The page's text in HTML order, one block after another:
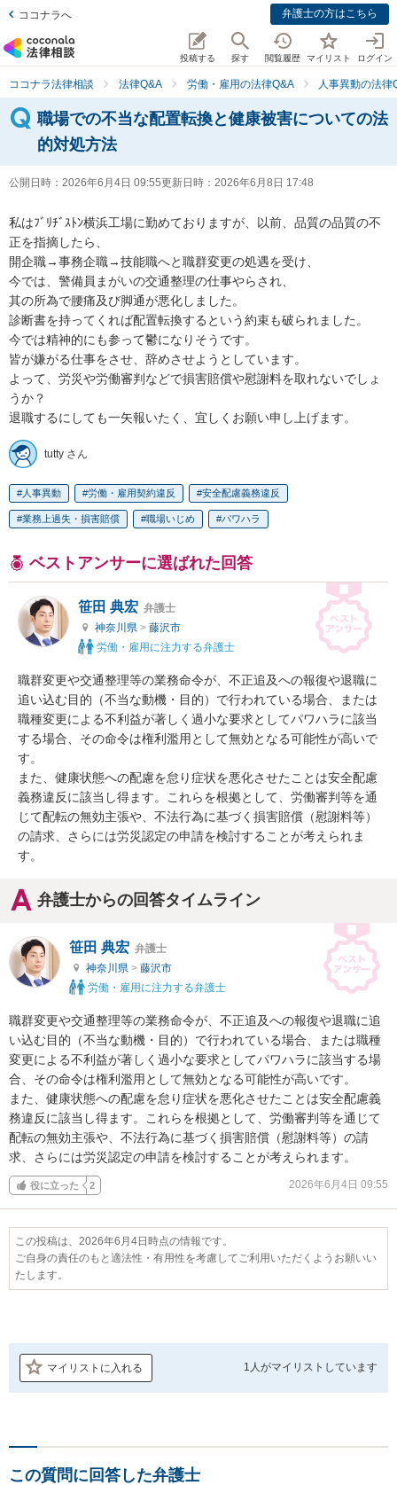
ココナラへ 弁護士の方はこちら
投稿する 探す 閲覧履歴 マイリスト ログイン
ココナラ法律相談 法律Q&A 労働・雇用の法律Q&A 人事異動の法律
職場での不当な配置転換と健康被害についての法
的対処方法
公開日時： 2026年6月4日 09:55更新日時： 2026年6月8日 17:48
私はﾌﾞﾘﾁﾞｽﾄﾝ横浜工場に勤めておりますが、以前、品質の品質の不
正を指摘したら、
開企職→事務企職→技能職へと職群変更の処遇を受け、
今では、警備員まがいの交通整理の仕事やらされ、
其の所為で腰痛及び脚通が悪化しました。
診断書を持ってくれば配置転換するという約束も破られました。
今では精神的にも参って鬱になりそうです。
皆が嫌がる仕事をさせ、辞めさせようとしています。
よって、労災や労働審判などで損害賠償や慰謝料を取れないでしょ
うか？
退職するにしても一矢報いたく、宜しくお願い申し上げます。
tutty さん
人事異動 労働・雇用契約違反 安全配慮義務違反
業務上過失・損害賠償 職場いじめ パワハラ
ベストアンサーに選ばれた回答
笹田 典宏 弁護士
神奈川県 > 藤沢市
労働・雇用に注力する弁護士
職群変更や交通整理等の業務命令が、不正追及への報復や退職に
追い込む目的（不当な動機・目的）で行われている場合、または
職種変更による不利益が著しく過小な要求としてパワハラに該当
する場合、その命令は権利濫用として無効となる可能性が高いで
す。
また、健康状態への配慮を怠り症状を悪化させたことは安全配慮
義務違反に該当し得ます。これらを根拠として、労働審判等を通
じて配転の無効主張や、不法行為に基づく損害賠償（慰謝料等）
の請求、さらには労災認定の申請を検討することが考えられま
す。
弁護士からの回答タイムライン
笹田 典宏 弁護士
神奈川県 > 藤沢市
労働・雇用に注力する弁護士
職群変更や交通整理等の業務命令が、不正追及への報復や退職に追
い込む目的（不当な動機・目的）で行われている場合、または職種
変更による不利益が著しく過小な要求としてパワハラに該当する場
合、その命令は権利濫用として無効となる可能性が高いです。
また、健康状態への配慮を怠り症状を悪化させたことは安全配慮義
務違反に該当し得ます。これらを根拠として、労働審判等を通じて
配転の無効主張や、不法行為に基づく損害賠償（慰謝料等）の請
求、さらには労災認定の申請を検討することが考えられます。
役に立った 2 2026年6月4日 09:55
この投稿は、2026年6月4日時点の情報です。
ご自身の責任のもと適法性・有用性を考慮してご利用いただくようお願いい
たします。
マイリストに入れる 1人がマイリストしています
この質問に回答した弁護士